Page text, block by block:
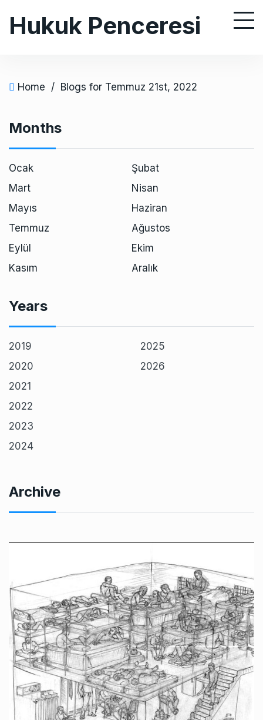
Hukuk Penceresi
Home / Blogs for Temmuz 21st, 2022
Months
Ocak
Şubat
Mart
Nisan
Mayıs
Haziran
Temmuz
Ağustos
Eylül
Ekim
Kasım
Aralık
Years
2019
2020
2021
2022
2023
2024
2025
2026
Archive